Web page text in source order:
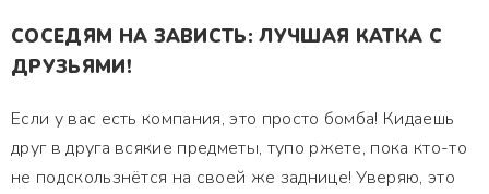
СОСЕДЯМ НА ЗАВИСТЬ: ЛУЧШАЯ КАТКА С
ДРУЗЬЯМИ!
Если у вас есть компания, это просто бомба! Кидаешь
друг в друга всякие предметы, тупо ржете, пока кто-то
не подскользнётся на своей же заднице! Уверяю, это